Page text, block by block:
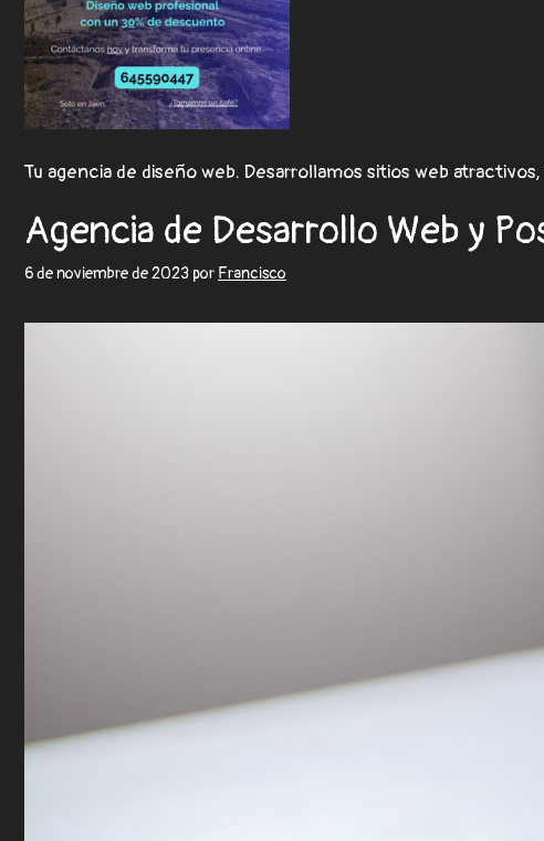
Tu agencia de diseño web. Desarrollamos sitios web
Agencia de Desarrollo Web y
6 de noviembre de 2023 por Francisco